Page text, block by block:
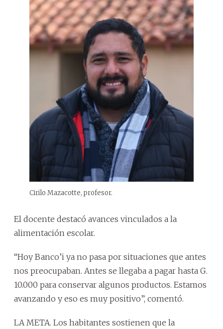
Cirilo Mazacotte, profesor.
El docente destacó avances vinculados a la
alimentación escolar.
“Hoy Banco’i ya no pasa por situaciones que antes
nos preocupaban. Antes se llegaba a pagar hasta G.
10.000 para conservar algunos productos. Estamos
avanzando y eso es muy positivo”, comentó.
LA META. Los habitantes sostienen que la